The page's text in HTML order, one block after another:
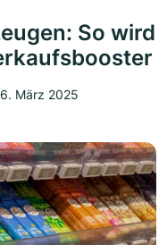
So wird
März 2025